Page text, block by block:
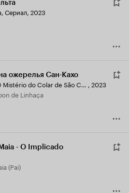
, Сериал, 2023
ожерелья Сан-Кахо
Pôr do Sol: O Mistério do Colar de São Cajó , 2023
de Linhaça
- O Implicado
(Pai)